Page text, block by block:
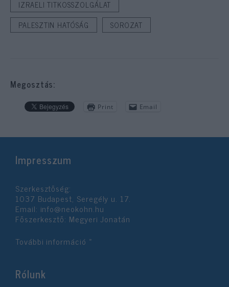
IZRAELI TITKOSSZOLGÁLAT
PALESZTIN HATÓSÁG
SOROZAT
Megosztás:
Print Email
Impresszum
Szerkesztőség:
1037 Budapest, Seregély u. 17.
Email: info@neokohn.hu
Főszerkesztő: Megyeri Jonatán
További információ »
Rólunk